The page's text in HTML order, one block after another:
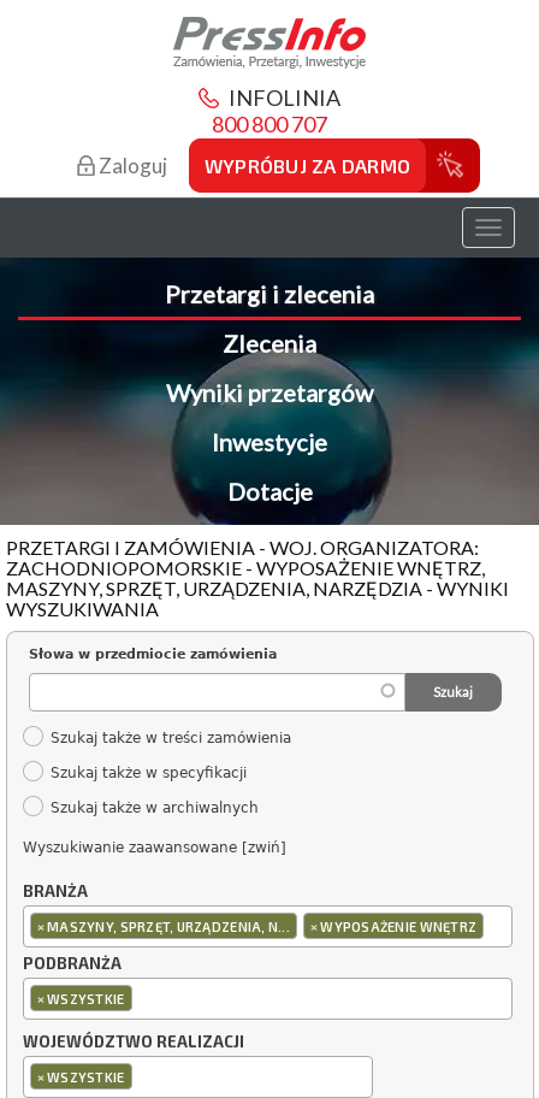
INFOLINIA
800 800 707
Zaloguj WYPRÓBUJ ZA DARMO
Toggle
Przetargi i zlecenia
Zlecenia
Wyniki przetargów
Inwestycje
Dotacje
PRZETARGI I ZAMÓWIENIA - WOJ. ORGANIZATORA:
ZACHODNIOPOMORSKIE - WYPOSAŻENIE WNĘTRZ,
MASZYNY, SPRZĘT, URZĄDZENIA, NARZĘDZIA - WYNIKI
WYSZUKIWANIA
Słowa w przedmiocie zamówienia
Szukaj także w treści zamówienia
Szukaj także w specyfikacji
Szukaj także w archiwalnych
Wyszukiwanie zaawansowane [zwiń]
BRANŻA
×MASZYNY, SPRZĘT, URZĄDZENIA, N... ×WYPOSAŻENIE WNĘTRZ
PODBRANŻA
×WSZYSTKIE
WOJEWÓDZTWO REALIZACJI
×WSZYSTKIE